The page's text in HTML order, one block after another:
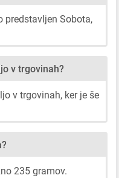
predstavljen Sobota,
v trgovinah?
v trgovinah, ker je še
235 gramov.